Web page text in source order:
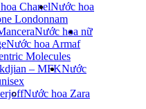
Chanel
London
Nước hoa Armaf
Molecules
– MFK
Nước hoa Zara
Nước hoa
nam
Nước hoa nữ
Nước